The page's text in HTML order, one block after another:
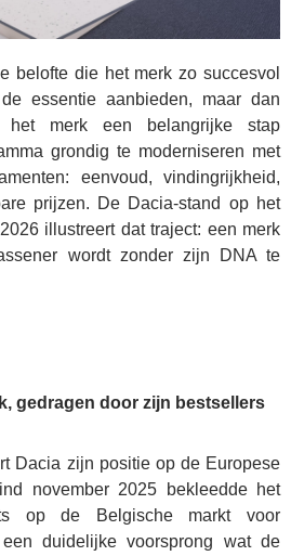
belofte die het merk zo succesvol
essentie aanbieden, maar dan
merk een belangrijke stap
grondig te moderniseren met
eenvoud, vindingrijkheid,
prijzen. De Dacia-stand op het
illustreert dat traject: een merk
wordt zonder zijn DNA te
gedragen door zijn bestsellers
Dacia zijn positie op de Europese
november 2025 bekleedde het
op de Belgische markt voor
duidelijke voorsprong wat de